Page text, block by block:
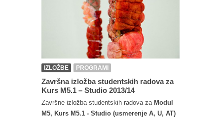
IZLOŽBE PROGRAMI
Završna izložba studentskih radova za
Kurs M5.1 – Studio 2013/14
Završne izložba studentskih radova za Modul
M5, Kurs M5.1 - Studio (usmerenje A, U, AT)